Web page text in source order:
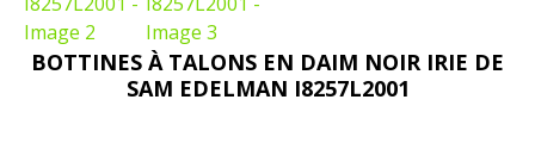
BOTTINES À TALONS EN DAIM NOIR IRIE DE
SAM EDELMAN I8257L2001